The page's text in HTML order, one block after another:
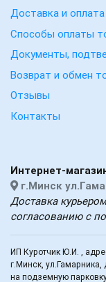
Доставка и оплата
Способы оплаты
Документы,
Возврат и обмен
Отзывы
Контакты
Интернет-
г.Минск
Доставка
согласованию с
ИП Куротчик Ю.И. ,
г.Минск,
на подземную